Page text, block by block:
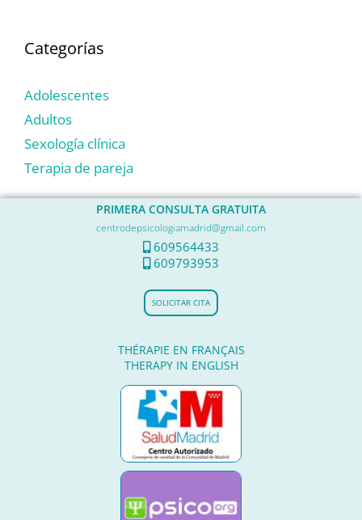
Categorías
Adolescentes
Adultos
Sexología clínica
Terapia de pareja
PRIMERA CONSULTA GRATUITA
centrodepsicologiamadrid@gmail.com
609564433
609793953
SOLICITAR CITA
THÉRAPIE EN FRANÇAIS
THERAPY IN ENGLISH